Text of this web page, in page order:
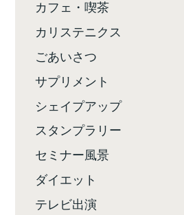
カフェ・喫茶
カリステニクス
ごあいさつ
サプリメント
シェイプアップ
スタンプラリー
セミナー風景
ダイエット
テレビ出演